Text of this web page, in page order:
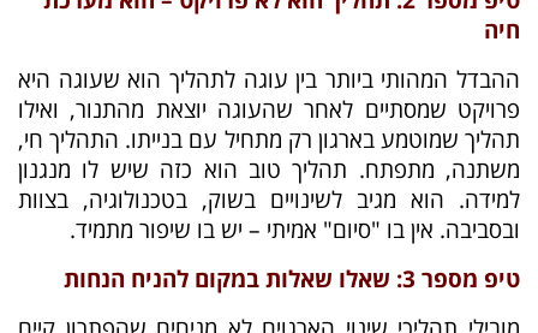
חיה
ההבדל המהותי ביותר בין עוגה לתהליך הוא שעוגה היא
פרויקט שמסתיים לאחר שהעוגה יוצאת מהתנור, ואילו
תהליך שמוטמע בארגון רק מתחיל עם בנייתו. התהליך חי,
משתנה, מתפתח. תהליך טוב הוא כזה שיש לו מנגנון
למידה. הוא מגיב לשינויים בשוק, בטכנולוגיה, בצוות
ובסביבה. אין בו "סיום" אמיתי – יש בו שיפור מתמיד.
טיפ מספר 3: שאלו שאלות במקום להניח הנחות